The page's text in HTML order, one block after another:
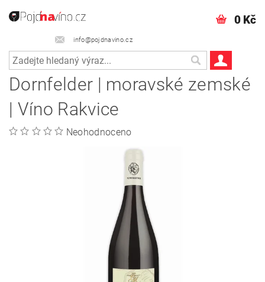
info@pojdnavino.cz
0 Kč
Dornfelder | moravské zemské
| Víno Rakvice
Neohodnoceno